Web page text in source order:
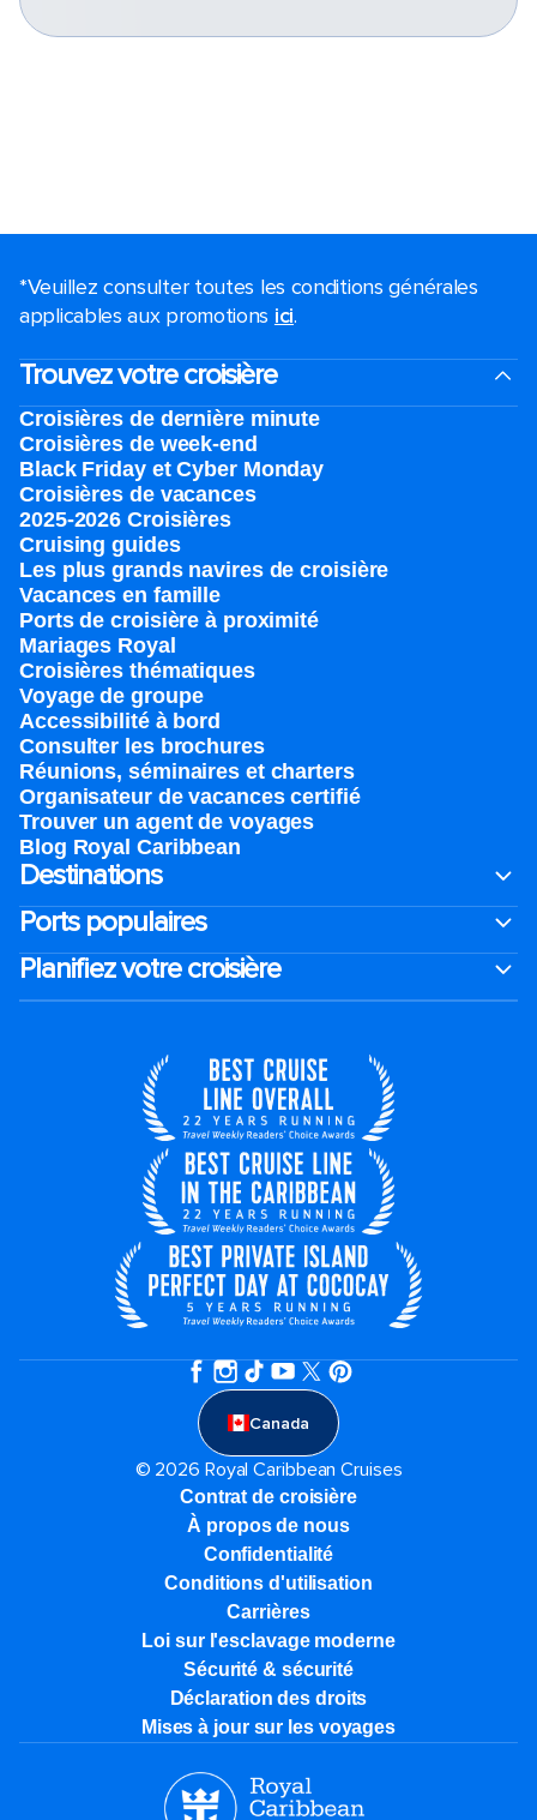
*Veuillez consulter toutes les conditions générales
applicables aux promotions ici.
Trouvez votre croisière
Croisières de dernière minute
Croisières de week-end
Black Friday et Cyber Monday
Croisières de vacances
2025-2026 Croisières
Cruising guides
Les plus grands navires de croisière
Vacances en famille
Ports de croisière à proximité
Mariages Royal
Croisières thématiques
Voyage de groupe​
Accessibilité à bord​
Consulter les brochures
Réunions, séminaires et charters
Organisateur de vacances certifié
Trouver un agent de voyages
Blog Royal Caribbean
Destinations
Ports populaires
Planifiez votre croisière
Canada
© 2026 Royal Caribbean Cruises
Contrat de croisière
À propos de nous
Confidentialité
Conditions d'utilisation
Carrières
Loi sur l'esclavage moderne
Sécurité & sécurité
Déclaration des droits
Mises à jour sur les voyages